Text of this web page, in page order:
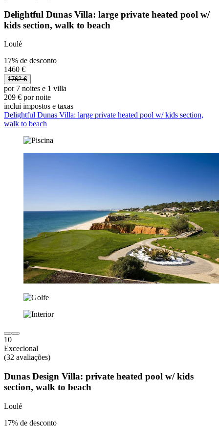
Delightful Dunas Villa: large private heated pool w/
kids section, walk to beach
Loulé
17% de desconto
1460 €
1762 €
por 7 noites e 1 villa
209 € por noite
inclui impostos e taxas
Delightful Dunas Villa: large private heated pool w/ kids section,
walk to beach
10
Excecional
(32 avaliações)
Dunas Design Villa: private heated pool w/ kids
section, walk to beach
Loulé
17% de desconto